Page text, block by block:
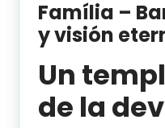
Família –
y visión
Un
de la